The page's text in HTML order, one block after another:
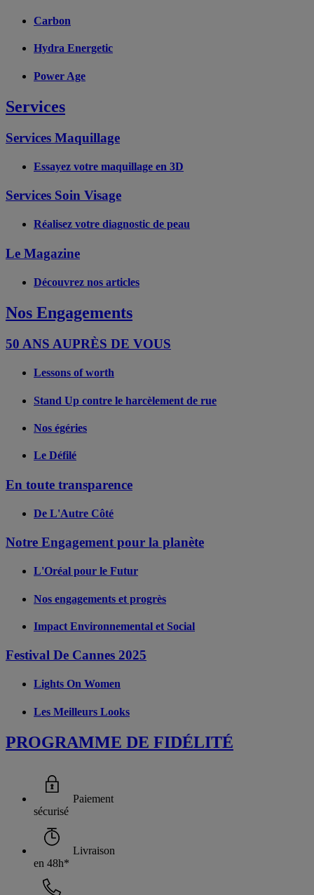
Carbon
Hydra Energetic
Power Age
Services
Services Maquillage
Essayez votre maquillage en 3D
Services Soin Visage
Réalisez votre diagnostic de peau
Le Magazine
Découvrez nos articles
Nos Engagements
50 ANS AUPRÈS DE VOUS
Lessons of worth
Stand Up contre le harcèlement de rue
Nos égéries
Le Défilé
En toute transparence
De L'Autre Côté
Notre Engagement pour la planète
L'Oréal pour le Futur
Nos engagements et progrès
Impact Environnemental et Social
Festival De Cannes 2025
Lights On Women
Les Meilleurs Looks
PROGRAMME DE FIDÉLITÉ
Paiement
sécurisé
Livraison
en 48h*